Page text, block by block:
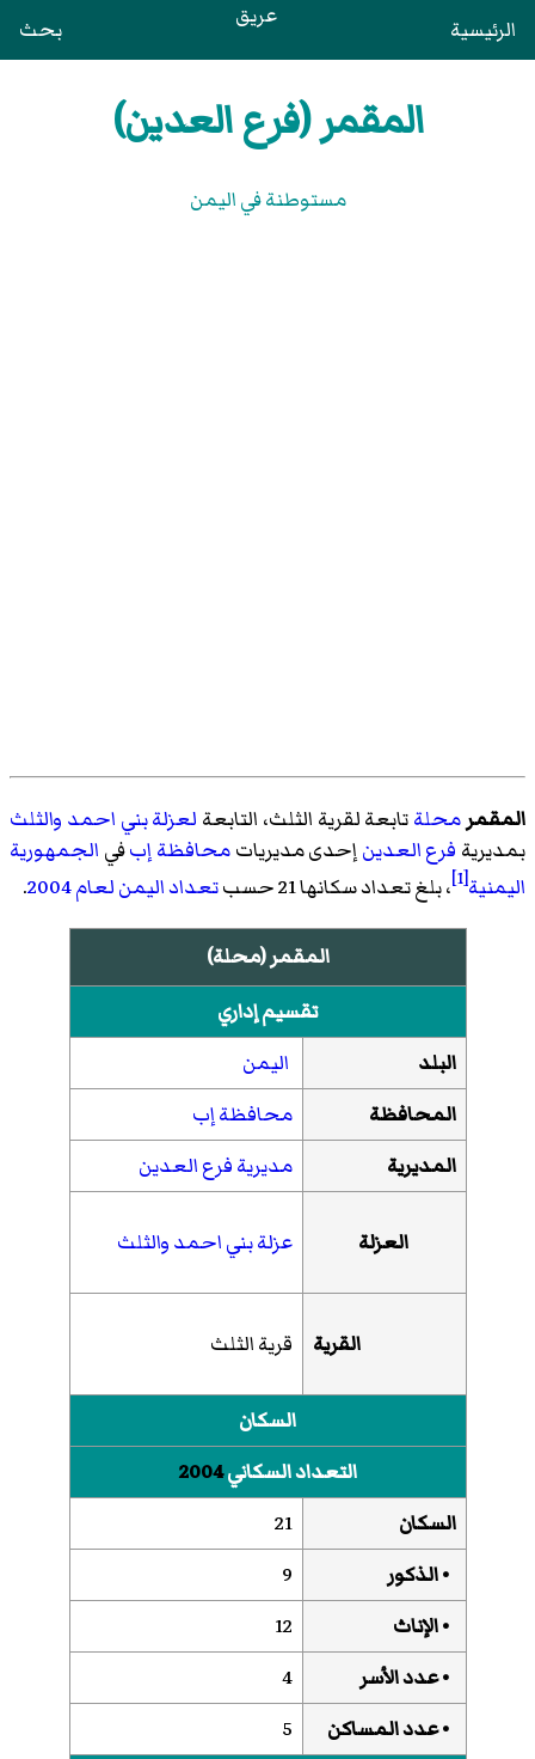
الرئيسية عريق بحث
المقمر (فرع العدين)
مستوطنة في اليمن
المقمرمحلةتابعةلقرية الثلث، التابعة لعزلة بني احمد والثلث
بمديرية فرع العدينإحدى مديرياتمحافظة إبفي الجمهورية
اليمنية[1] ، بلغ تعداد سكانها 21 حسب تعداد اليمن لعام 2004 .
المقمر (محلة)
تقسيم إداري
البلد
اليمن
المحافظة
محافظة إب
المديرية
مديرية فرع العدين
العزلة عزلة بني احمد والثلث
القرية قرية الثلث
السكان
التعداد السكاني2004
السكان
21
• الذكور
9
• الإناث
12
• عدد الأسر
4
• عدد المساكن
5